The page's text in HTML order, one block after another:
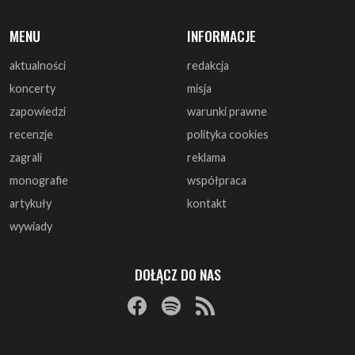
zapowiedzi
recenzje
zagrali
monografie
artykuły
wywiady
warunki prawne
polityka cookies
reklama
współpraca
kontakt
DOŁĄCZ DO NAS
© 1997 - 2025 ArtRock.pl - Wszelkie prawa zastrzeżone.